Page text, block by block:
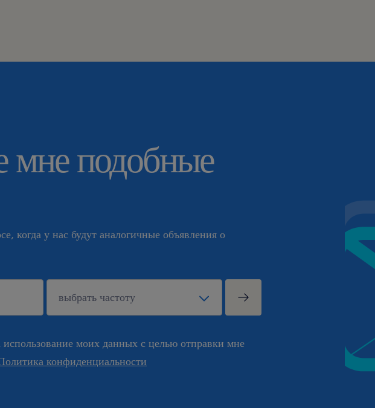
мне подобные
когда у нас будут аналогичные объявления о
моих данных с целью отправки мне
конфиденциальности